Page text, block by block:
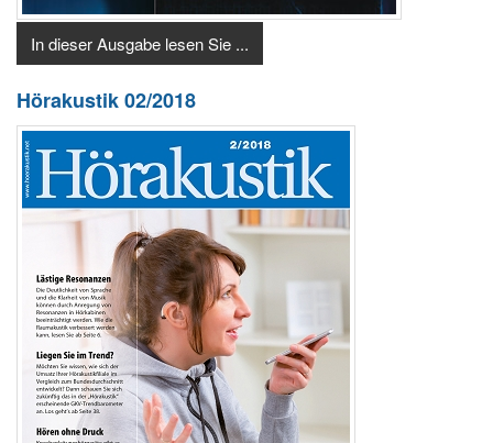
In dieser Ausgabe lesen Sie ...
Hörakustik 02/2018